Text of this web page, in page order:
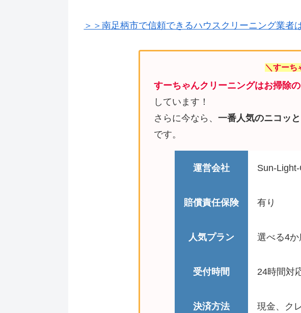
＞＞南足柄市で信頼できるハウスクリーニング業者
＼すーち
すーちゃんクリーニングはお掃除
しています！
さらに今なら、 一番人気のニコッ
です。
運営会社 Sun-
賠償責任保険 有り
人気プラン 選べる4か
受付時間 24時間対
決済方法 現金、ク